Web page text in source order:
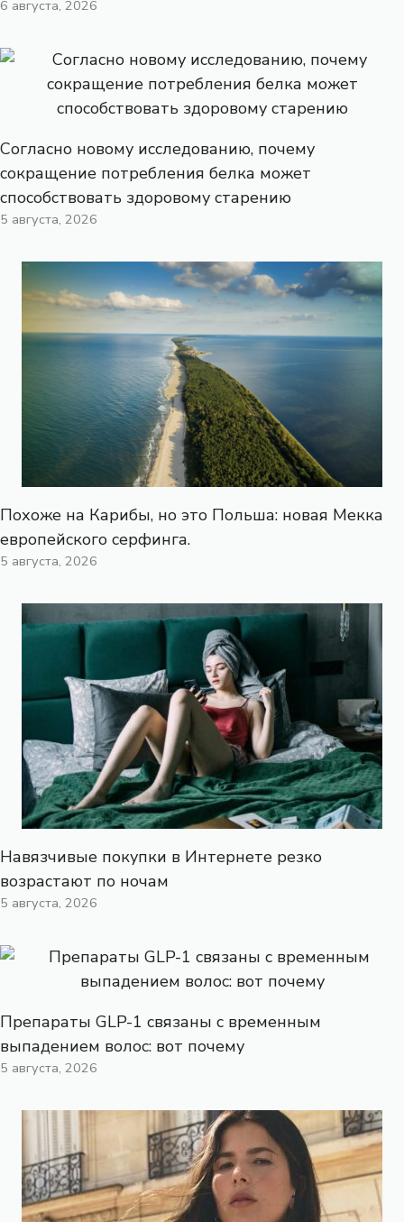
6 августа, 2026
Согласно новому исследованию, почему
сокращение потребления белка может
способствовать здоровому старению
5 августа, 2026
Похоже на Карибы, но это Польша: новая Мекка
европейского серфинга.
5 августа, 2026
Навязчивые покупки в Интернете резко
возрастают по ночам
5 августа, 2026
Препараты GLP-1 связаны с временным
выпадением волос: вот почему
5 августа, 2026